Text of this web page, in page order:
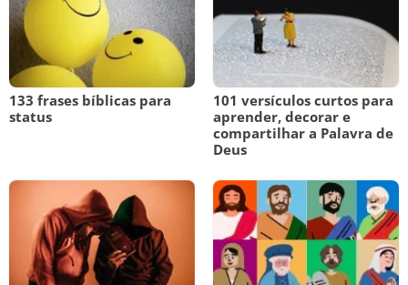
133 frases bíblicas para
status
101 versículos curtos para
aprender, decorar e
compartilhar a Palavra de
Deus